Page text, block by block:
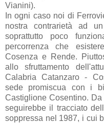
Vianini).
In ogni caso noi di
nostra contrarietà ad
soprattutto poco
percorrenza che
Cosenza e Rende.
allo sfruttamento
Calabria Catanzaro -
sede promiscua con i
Castiglione Cosentino.
seguirebbe il tracciato
soppressa nel 1987, i cui